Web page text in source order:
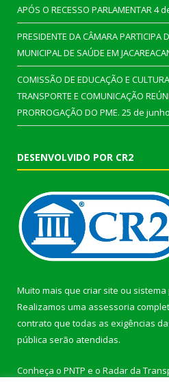
APÓS O RECESSO PARLAMENTAR4
PRESIDENTE DA CÂMARA PARTICIPA
MUNICIPAL DE SAÚDE EM
COMISSÃO DE EDUCAÇÃO E
TRANSPORTE E COMUNICAÇÃO
PRORROGAÇÃO DO PME. 25 de
DESENVOLVIDO POR CR2
Muito mais que criar site ou
Realizamos uma assessoria
contrato que todas as exigências
pública serão atendidas.
Conheça o PNTP e o Radar da